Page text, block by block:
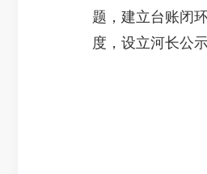
题，建立台账闭
度，设立河长公